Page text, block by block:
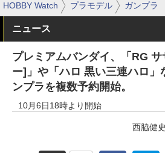
HOBBY Watch プラモデル ガンプラ
ニュース
プレミアムバンダイ、「RG
ー]」や「ハロ 黒い三連ハロ」
ンプラを複数予約開始。
10月6日18時より開始
西脇健史